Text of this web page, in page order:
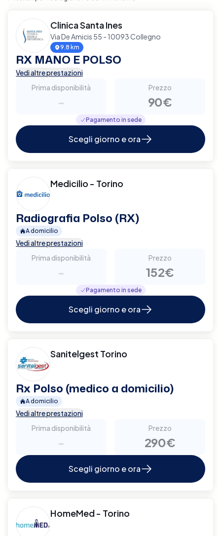
Clinica Santa Ines
Via De Amicis 55 - 10093 Collegno
9.8 km
RX MANO E POLSO
Vedi altre prestazioni
Prima disponibilità
-
Prezzo
90€
Pagamento in sede
Scegli giorno e ora
Medicilio - Torino
Radiografia Polso (RX)
A domicilio
Vedi altre prestazioni
Prima disponibilità
-
Prezzo
152€
Pagamento in sede
Scegli giorno e ora
Sanitelgest Torino
Rx Polso (medico a domicilio)
A domicilio
Vedi altre prestazioni
Prima disponibilità
-
Prezzo
290€
Scegli giorno e ora
HomeMed - Torino